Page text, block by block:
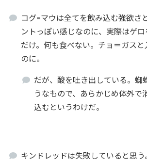
コグ=マウは全てを飲み込む強欲さ
ントっぽい感じなのに、実際はゲ
だけ。何も食べない。チョ＝ガス
のに。
だが、酸を吐き出している。蜘
うなもので、あらかじめ体外で
込むというわけだ。
キンドレッドは失敗していると思う